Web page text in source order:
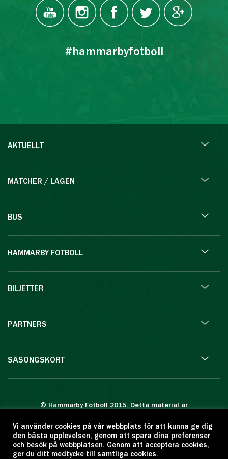
#hammarbyfotboll
AKTUELLT
MATCHER / LAGEN
BUS
HAMMARBY FOTBOLL
BILJETTER
PARTNERS
SÄSONGSKORT
© Hammarby Fotboll 2015. Detta material är
Eftertryck eller annan kopiering är förbjuden.
Citera oss gärna men ange källan:
www.hammarbyfotboll.se. Ansvarig utgivare:
Vi använder cookies på vår webbplats för att kunna ge dig
den bästa upplevelsen, genom att spara dina preferenser
och besök på webbplatsen. Genom att acceptera cookies,
ger du ditt medtycke till samtliga cookies.